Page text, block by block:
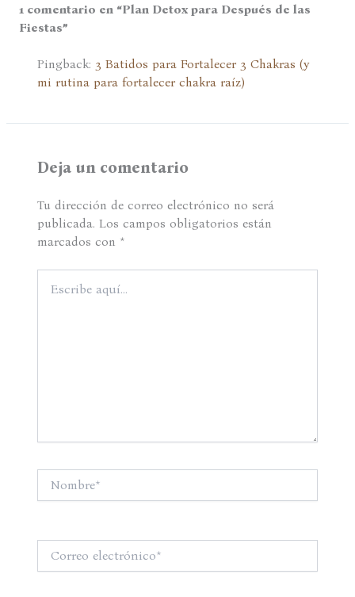
1 comentario en “Plan Detox para Después de las
Fiestas”
Pingback: 3 Batidos para Fortalecer 3 Chakras (y
mi rutina para fortalecer chakra raíz)
Deja un comentario
Tu dirección de correo electrónico no será
publicada. Los campos obligatorios están
marcados con *
aquí...
electrónico*